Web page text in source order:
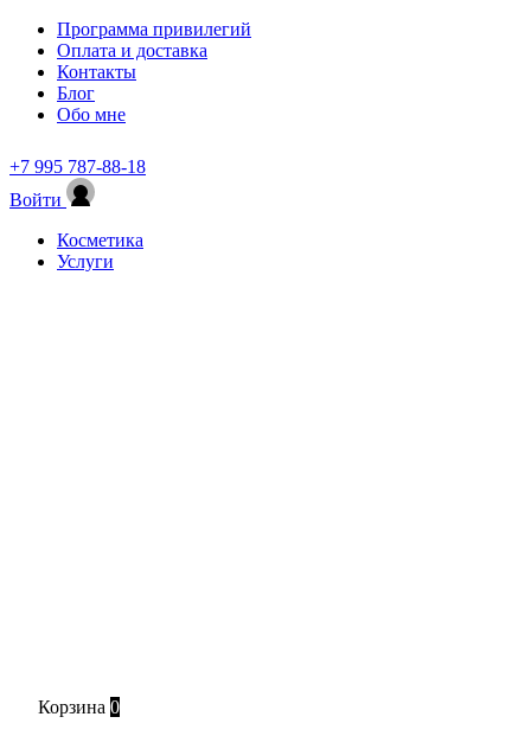
Программа привилегий
Оплата и доставка
Контакты
Блог
Обо мне
+7 995 787-88-18
Войти
Косметика
Услуги
Корзина 0